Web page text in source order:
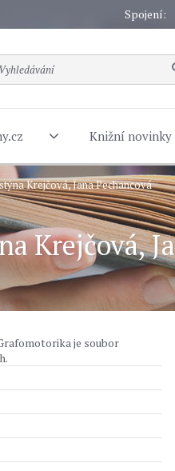
Spojení:
Knižní novinky
Krejčová, Jana Pechancová
Krejčová,
je soubor